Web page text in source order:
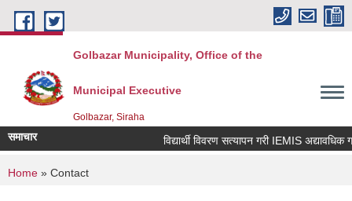
Skip to main content
Golbazar Municipality, Office of the
Municipal Executive
Golbazar, Siraha
समाचार विद्यार्थी विवरण सत्यापन गरी IEMIS अद्यावधिक
You are here
Home » Contact